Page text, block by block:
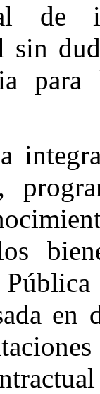
de
sin
en